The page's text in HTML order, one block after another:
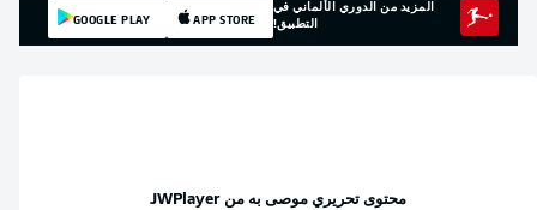
المزيد من الدوري الألماني في
التطبيق!
APP STORE
GOOGLE PLAY
محتوى تحريري موصى به من JWPlayer